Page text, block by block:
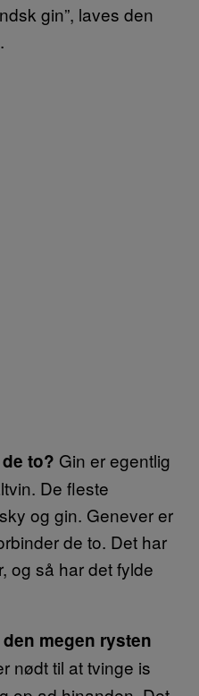
gin”, laves den
to? Gin er egentlig
De fleste
og gin. Genever er
de to. Det har
og så har det fylde
megen rysten
nødt til at tvinge is